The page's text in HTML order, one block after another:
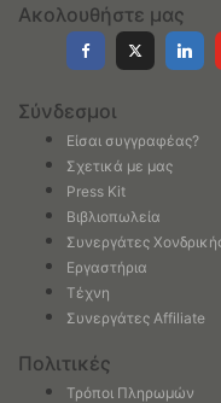
Ακολουθήστε μας
Σύνδεσμοι
Είσαι συγγραφέας?
Σχετικά με μας
Press Kit
Βιβλιοπωλεία
Συνεργάτες
Εργαστήρια
Τέχνη
Συνεργάτες Affiliate
Πολιτικές
Τρόποι Πληρωμών